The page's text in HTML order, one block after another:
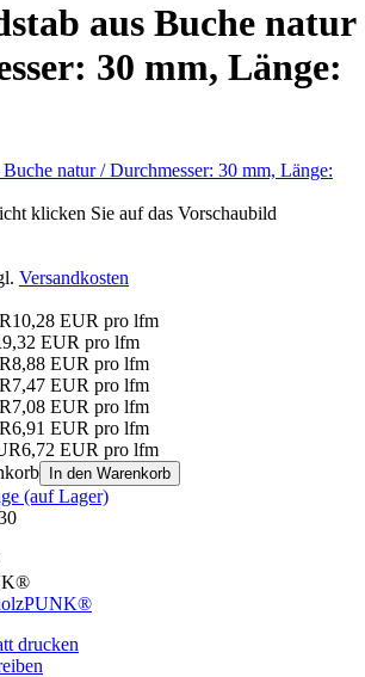
aus Buche natur
30 mm, Länge:
klicken Sie auf das Vorschaubild
Versandkosten
10,28 EUR pro lfm
9,32 EUR pro lfm
8,88 EUR pro lfm
7,47 EUR pro lfm
7,08 EUR pro lfm
6,91 EUR pro lfm
6,72 EUR pro lfm
In den Warenkorb
(auf Lager)
drucken